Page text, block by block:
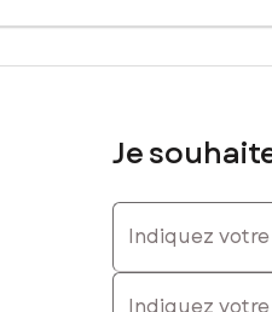
Je
Indiquez votre
Indiquez votre